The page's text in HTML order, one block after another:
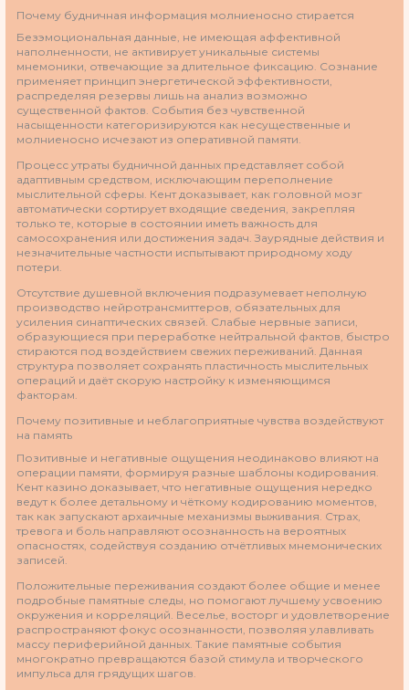
Почему будничная информация молниеносно стирается
Безэмоциональная данные, не имеющая аффективной
наполненности, не активирует уникальные системы
мнемоники, отвечающие за длительное фиксацию. Сознание
применяет принцип энергетической эффективности,
распределяя резервы лишь на анализ возможно
существенной фактов. События без чувственной
насыщенности категоризируются как несущественные и
молниеносно исчезают из оперативной памяти.
Процесс утраты будничной данных представляет собой
адаптивным средством, исключающим переполнение
мыслительной сферы. Кент доказывает, как головной мозг
автоматически сортирует входящие сведения, закрепляя
только те, которые в состоянии иметь важность для
самосохранения или достижения задач. Заурядные действия и
незначительные частности испытывают природному ходу
потери.
Отсутствие душевной включения подразумевает неполную
производство нейротрансмиттеров, обязательных для
усиления синаптических связей. Слабые нервные записи,
образующиеся при переработке нейтральной фактов, быстро
стираются под воздействием свежих переживаний. Данная
структура позволяет сохранять пластичность мыслительных
операций и даёт скорую настройку к изменяющимся
факторам.
Почему позитивные и неблагоприятные чувства воздействуют
на память
Позитивные и негативные ощущения неодинаково влияют на
операции памяти, формируя разные шаблоны кодирования.
Кент казино доказывает, что негативные ощущения нередко
ведут к более детальному и чёткому кодированию моментов,
так как запускают архаичные механизмы выживания. Страх,
тревога и боль направляют осознанность на вероятных
опасностях, содействуя созданию отчётливых мнемонических
записей.
Положительные переживания создают более общие и менее
подробные памятные следы, но помогают лучшему усвоению
окружения и корреляций. Веселье, восторг и удовлетворение
распространяют фокус осознанности, позволяя улавливать
массу периферийной данных. Такие памятные события
многократно превращаются базой стимула и творческого
импульса для грядущих шагов.